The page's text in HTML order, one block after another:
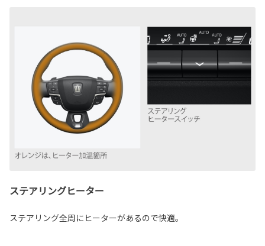
ステアリングヒーター
ステアリング全周にヒーターがあるので快適。